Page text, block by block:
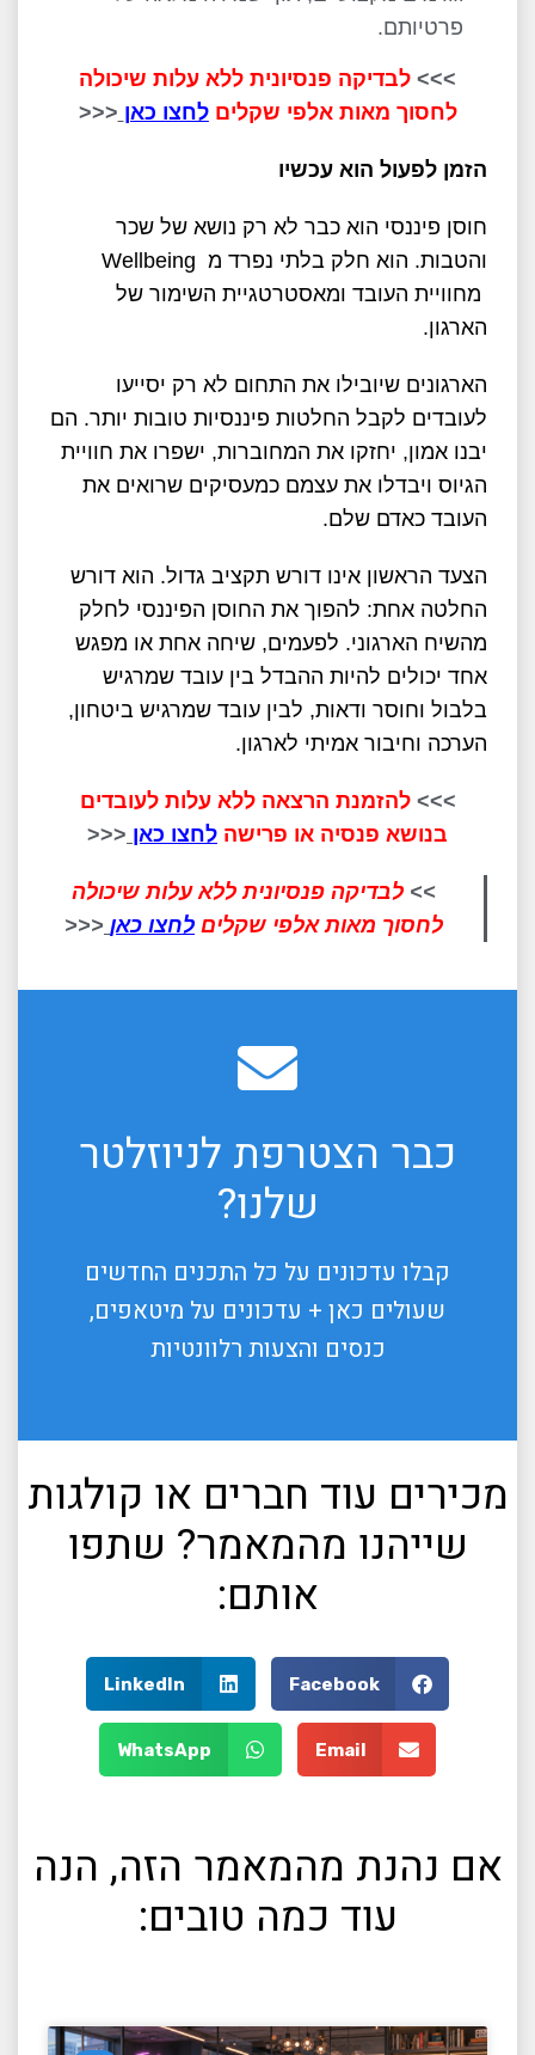
פרטיותם.
>>> לבדיקה פנסיונית ללא עלות שיכולה
לחסוך מאות אלפי שקליםלחצו כאן <<<
הזמן לפעול הוא עכשיו
חוסן פיננסי הוא כבר לא רק נושא של שכר
והטבות. הוא חלק בלתי נפרד מ Wellbeing
מחוויית העובד ומאסטרטגיית השימור של
הארגון.
הארגונים שיובילו את התחום לא רק יסייעו
לעובדים לקבל החלטות פיננסיות טובות יותר. הם
יבנו אמון, יחזקו את המחוברות, ישפרו את חוויית
הגיוס ויבדלו את עצמם כמעסיקים שרואים את
העובד כאדם שלם.
הצעד הראשון אינו דורש תקציב גדול. הוא דורש
החלטה אחת: להפוך את החוסן הפיננסי לחלק
מהשיח הארגוני. לפעמים, שיחה אחת או מפגש
אחד יכולים להיות ההבדל בין עובד שמרגיש
בלבול וחוסר ודאות, לבין עובד שמרגיש ביטחון,
הערכה וחיבור אמיתי לארגון.
>>>להזמנת הרצאה ללא עלות לעובדים
בנושא פנסיה או פרישה לחצו כאן <<<
>> לבדיקה פנסיונית ללא עלות שיכולה
לחסוך מאות אלפי שקלים לחצו כאן <<<
כבר הצטרפת לניוזלטר
שלנו?
קבלו עדכונים על כל התכנים החדשים
שעולים כאן + עדכונים על מיטאפים,
כנסים והצעות רלוונטיות
מכירים עוד חברים או קולגות
שייהנו מהמאמר? שתפו
אותם:
Facebook
LinkedIn
Email
WhatsApp
אם נהנת מהמאמר הזה, הנה
עוד כמה טובים: